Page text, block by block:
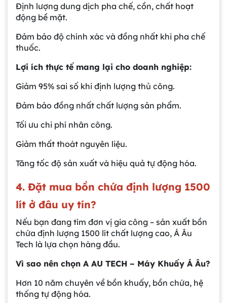
Định lượng dung dịch pha chế, cồn, chất hoạt
động bề mặt.
Đảm bảo độ chính xác và đồng nhất khi pha chế
thuốc.
Lợi ích thực tế mang lại cho doanh nghiệp:
Giảm 95% sai số khi định lượng thủ công.
Đảm bảo đồng nhất chất lượng sản phẩm.
Tối ưu chi phí nhân công.
Giảm thất thoát nguyên liệu.
Tăng tốc độ sản xuất và hiệu quả tự động hóa.
4. Đặt mua bồn chứa định lượng 1500
lít ở đâu uy tín?
Nếu bạn đang tìm đơn vị gia công – sản xuất bồn
chứa định lượng 1500 lít chất lượng cao, Á Âu
Tech là lựa chọn hàng đầu.
Vì sao nên chọn A AU TECH – Máy Khuấy Á Âu?
Hơn 10 năm chuyên về bồn khuấy, bồn chứa, hệ
thống tự động hóa.